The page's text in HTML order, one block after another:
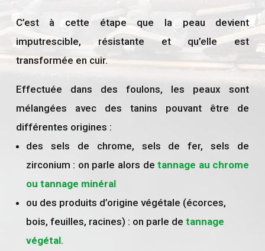
C’est à cette étape que la peau devient
imputrescible, résistante et qu’elle est
transformée en cuir.
Effectuée dans des foulons, les peaux sont
mélangées avec des tanins pouvant être de
différentes origines :
des sels de chrome, sels de fer, sels de
zirconium : on parle alors detannage au chrome
ou tannage minéral
ou des produits d’origine végétale (écorces,
bois, feuilles, racines) : on parle de tannage
végétal.